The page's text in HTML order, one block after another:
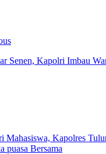
Senen, Kapolri Imbau
Mahasiswa, Kapolres
puasa Bersama